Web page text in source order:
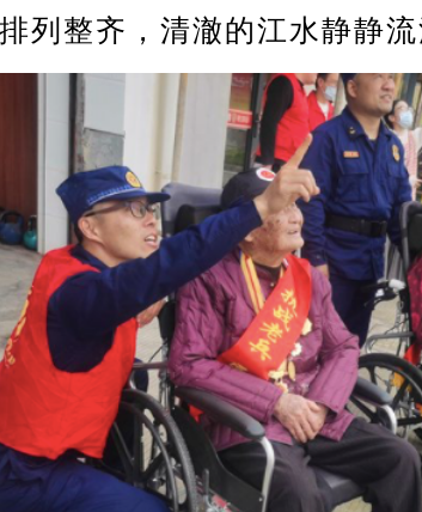
列整齐，清澈的江水静静流